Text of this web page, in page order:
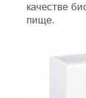
качестве
пище.